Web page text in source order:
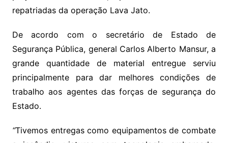
repatriadas da operação Lava Jato.
De acordo com o secretário de Estado de
Segurança Pública, general Carlos Alberto Mansur, a
grande quantidade de material entregue serviu
principalmente para dar melhores condições de
trabalho aos agentes das forças de segurança do
Estado.
“Tivemos entregas como equipamentos de combate